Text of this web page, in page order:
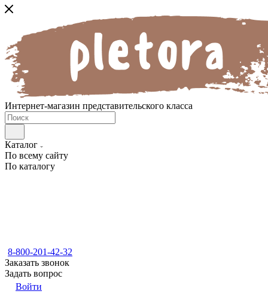
Интернет-магазин представительского класса
Каталог
По всему сайту
По каталогу
8-800-201-42-32
Заказать звонок
Задать вопрос
Войти